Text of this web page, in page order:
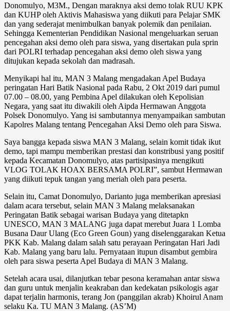
Donomulyo, M3M., Dengan maraknya aksi demo tolak RUU KPK
dan KUHP oleh Aktivis Mahasiswa yang diikuti para Pelajar SMK
dan yang sederajat menimbulkan banyak polemik dan penilaian.
Sehingga Kementerian Pendidikan Nasional mengeluarkan seruan
pencegahan aksi demo oleh para siswa, yang disertakan pula sprin
dari POLRI terhadap pencegahan aksi demo oleh siswa yang
ditujukan kepada sekolah dan madrasah.
Menyikapi hal itu, MAN 3 Malang mengadakan Apel Budaya
peringatan Hari Batik Nasional pada Rabu, 2 Okt 2019 dari pumul
07.00 – 08.00, yang Pembina Apel dilakukan oleh Kepolisian
Negara, yang saat itu diwakili oleh Aipda Hermawan Anggota
Polsek Donomulyo. Yang isi sambutannya menyampaikan sambutan
Kapolres Malang tentang Pencegahan Aksi Demo oleh para Siswa.
Saya bangga kepada siswa MAN 3 Malang, selain komit tidak ikut
demo, tapi mampu memberikan prestasi dan konstribusi yang positif
kepada Kecamatan Donomulyo, atas partisipasinya mengikuti
VLOG TOLAK HOAX BERSAMA POLRI”, sambut Hermawan
yang diikuti tepuk tangan yang meriah oleh para peserta.
Selain itu, Camat Donomulyo, Darianto juga memberikan apresiasi
dalam acara tersebut, selain MAN 3 Malang melaksanakan
Peringatan Batik sebagai warisan Budaya yang ditetapkn
UNESCO, MAN 3 MALANG juga dapat merebut Juara 1 Lomba
Busana Daur Ulang (Eco Green Goun) yang diselenggarakan Ketua
PKK Kab. Malang dalam salah satu perayaan Peringatan Hari Jadi
Kab. Malang yang baru lalu. Pernyataan itupun disambut gembira
oleh para siswa peserta Apel Budaya di MAN 3 Malang.
Setelah acara usai, dilanjutkan tebar pesona keramahan antar siswa
dan guru untuk menjalin keakraban dan kedekatan psikologis agar
dapat terjalin harmonis, terang Jon (panggilan akrab) Khoirul Anam
selaku Ka. TU MAN 3 Malang. (AS’M)